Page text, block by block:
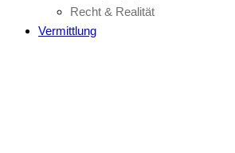
Recht & Realität
Vermittlung